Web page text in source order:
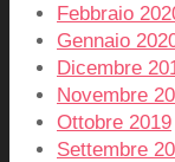
Febbraio
Gennaio
Dicembre
Novembre
Ottobre 2019
Settembre